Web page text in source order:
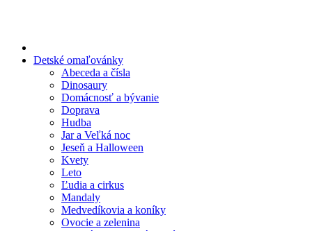
Detské omaľovánky
Abeceda a čísla
Dinosaury
Domácnosť a bývanie
Doprava
Hudba
Jar a Veľká noc
Jeseň a Halloween
Kvety
Leto
Ľudia a cirkus
Mandaly
Medvedíkovia a koníky
Ovocie a zelenina